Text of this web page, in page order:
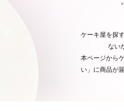
※
ケーキ屋を探
ない
本ページから
い」に商品が